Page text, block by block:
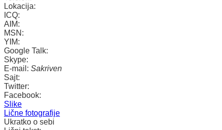
Lokacija:
ICQ:
AIM:
MSN:
YIM:
Google Talk:
Skype:
E-mail: Sakriven
Sajt:
Twitter:
Facebook:
Slike
Lične fotografije
Ukratko o sebi